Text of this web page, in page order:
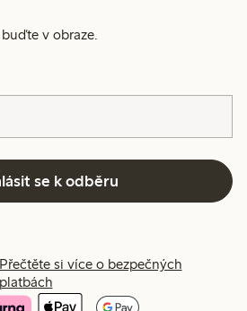
v obraze.
se k odběru
Přečtěte si více o bezpečných
platbách